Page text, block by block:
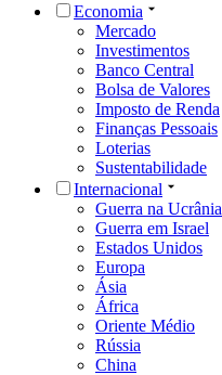
Economia
Mercado
Investimentos
Banco Central
Bolsa de Valores
Imposto de Renda
Finanças Pessoais
Loterias
Sustentabilidade
Internacional
Guerra na Ucrânia
Guerra em Israel
Estados Unidos
Europa
Ásia
África
Oriente Médio
Rússia
China